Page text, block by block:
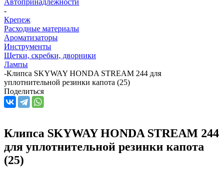
-
Крепеж
Расходные материалы
Ароматизаторы
Инструменты
Щетки, скребки, дворники
Лампы
-Клипса SKYWAY HONDA STREAM 244 для
уплотнительной резинки капота (25)
Поделиться
Клипса SKYWAY HONDA STREAM 244
для уплотнительной резинки капота
(25)